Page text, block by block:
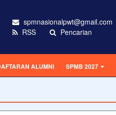
spmnasionalpwt@gmail.com
RSS
Pencarian
ALUMNI SPMB 2027